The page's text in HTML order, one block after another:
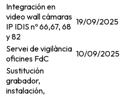
Integración en
video wall cámaras
IP IDIS nº 66,67, 68
y 82
19/09/2025
Servei de vigilància
oficines FdC
10/09/2025
Sustitución
grabador,
instalación,